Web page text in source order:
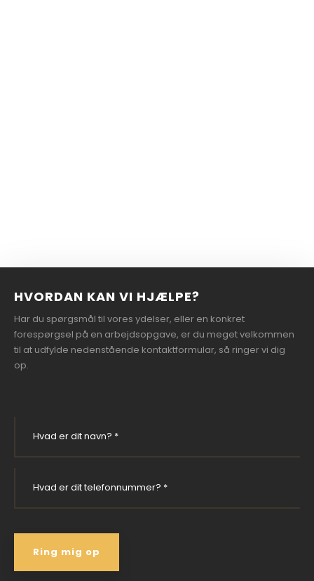
HVORDAN KAN VI HJÆLPE?
Har du spørgsmål til vores ydelser, eller en konkret
forespørgsel på en arbejdsopgave, er du meget velkommen
til at udfylde nedenstående kontaktformular, så ringer vi dig
op.